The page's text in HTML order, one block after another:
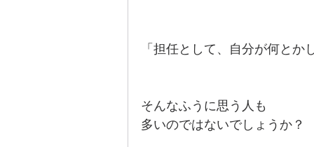
「担任として、自分が何とか
そんなふうに思う人も
多いのではないでしょうか？